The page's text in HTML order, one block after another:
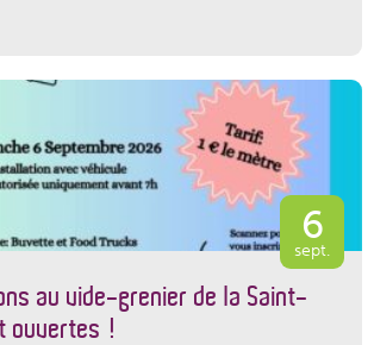
6
sept.
au vide-grenier de la Saint-
ouvertes !